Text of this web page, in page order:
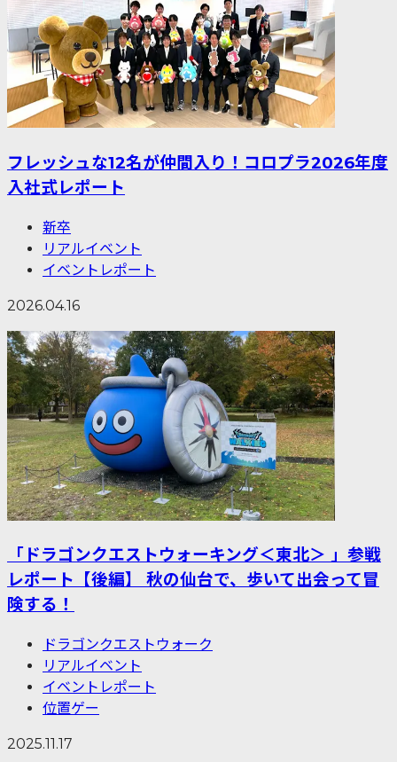
フレッシュな12名が仲間入り！コロプラ2026年度
入社式レポート
新卒
リアルイベント
イベントレポート
2026.04.16
「ドラゴンクエストウォーキング＜東北＞ 」参戦
レポート【後編】 秋の仙台で、歩いて出会って冒
険する！
ドラゴンクエストウォーク
リアルイベント
イベントレポート
位置ゲー
2025.11.17